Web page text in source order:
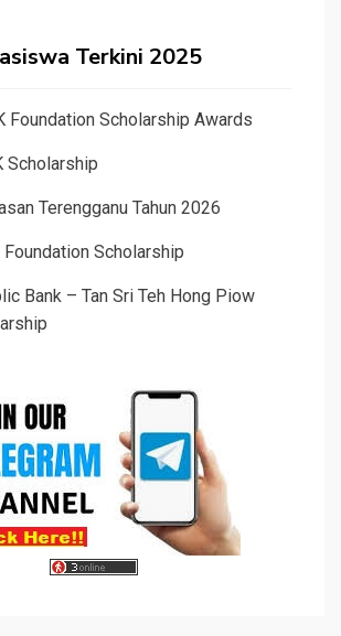
Terkini 2025
Foundation Scholarship Awards
Scholarship
Terengganu Tahun 2026
Scholarship
Bank – Tan Sri Teh Hong Piow